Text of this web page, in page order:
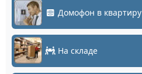
Домофон в квартиру
На складе